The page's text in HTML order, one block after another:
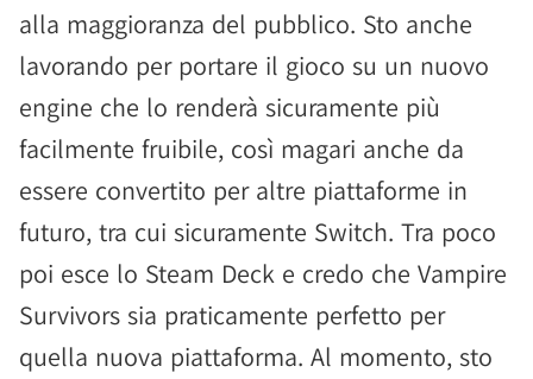
alla maggioranza del pubblico. Sto anche
lavorando per portare il gioco su un nuovo
engine che lo renderà sicuramente più
facilmente fruibile, così magari anche da
essere convertito per altre piattaforme in
futuro, tra cui sicuramente Switch. Tra poco
poi esce lo Steam Deck e credo che Vampire
Survivors sia praticamente perfetto per
quella nuova piattaforma. Al momento, sto